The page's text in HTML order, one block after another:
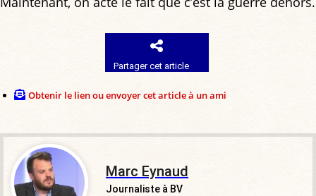
Partager cet article
Obtenir le lien ou envoyer cet article à un ami
Marc Eynaud
Journaliste à BV